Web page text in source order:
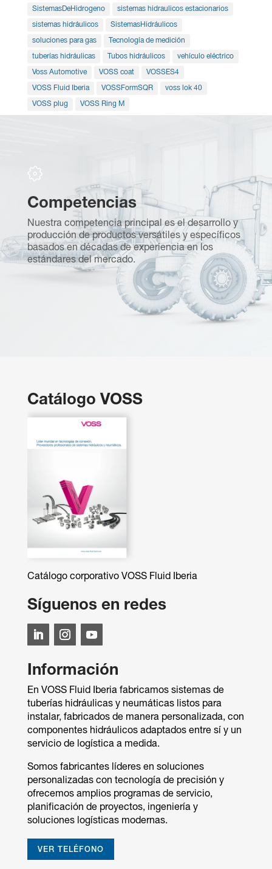
SistemasDeHidrogeno sistemas hidraulicos estacionarios
sistemas hidráulicos SistemasHidráulicos
soluciones para gas Tecnología de medición
tuberías hidráulicas Tubos hidráulicos vehículo eléctrico
Voss Automotive VOSS coat VOSSES4
VOSS Fluid Iberia VOSSFormSQR voss lok 40
VOSS plug VOSS Ring M
Competencias
Nuestra competencia principal es el desarrollo y
producción de productos versátiles y específicos
basados en décadas de experiencia en los
estándares del mercado.
Catálogo VOSS
Catálogo corporativo VOSS Fluid Iberia
Síguenos en redes
Información
En VOSS Fluid Iberia fabricamos sistemas de
tuberías hidráulicas y neumáticas listos para
instalar, fabricados de manera personalizada, con
componentes hidráulicos adaptados entre sí y un
servicio de logística a medida.
Somos fabricantes líderes en soluciones
personalizadas con tecnología de precisión y
ofrecemos amplios programas de servicio,
planificación de proyectos, ingeniería y
soluciones logísticas modernas.
VER TELÉFONO